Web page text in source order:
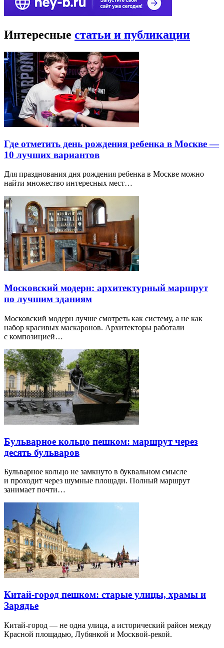
Интересные статьи и публикации
Где отметить день рождения ребенка в Москве —
10 лучших вариантов
Для празднования дня рождения ребенка в Москве можно
найти множество интересных мест…
Московский модерн: архитектурный маршрут
по лучшим зданиям
Московский модерн лучше смотреть как систему, а не как
набор красивых маскаронов. Архитекторы работали
с композицией…
Бульварное кольцо пешком: маршрут через
десять бульваров
Бульварное кольцо не замкнуто в буквальном смысле
и проходит через шумные площади. Полный маршрут
занимает почти…
Китай-город пешком: старые улицы, храмы и
Зарядье
Китай-город — не одна улица, а исторический район между
Красной площадью, Лубянкой и Москвой-рекой.